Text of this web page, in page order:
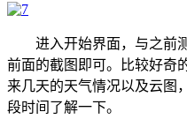
进入开始界面，与之前测
前面的截图即可。比较好奇
来几天的天气情况以及云图
段时间了解一下。